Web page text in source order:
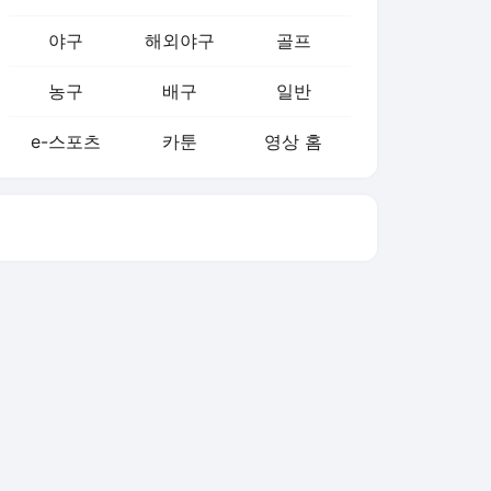
야구 해외야구 골프
농구 배구 일반
e-스포츠 카툰 영상 홈